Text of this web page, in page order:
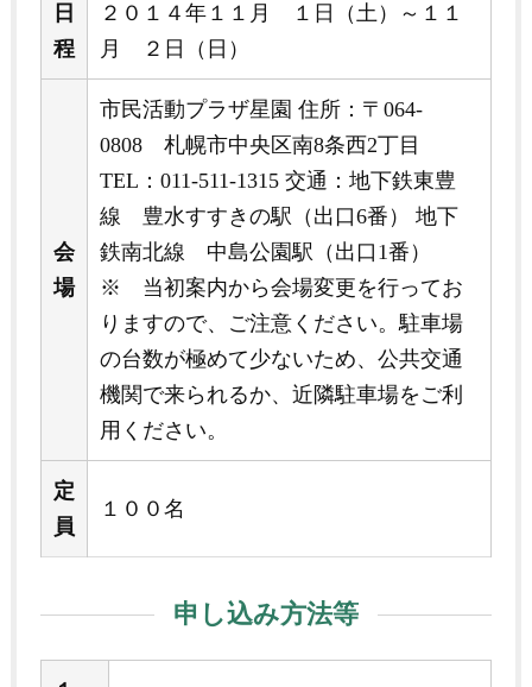
日
程
２０１４年１１月 １日（土）～１１
月 ２日（日）
会
場
市民活動プラザ星園 住所：〒064-
0808 札幌市中央区南8条西2丁目
TEL：011-511-1315 交通：地下鉄東豊
線 豊水すすきの駅（出口6番） 地下
鉄南北線 中島公園駅（出口1番）
※ 当初案内から会場変更を行ってお
りますので、ご注意ください。駐車場
の台数が極めて少ないため、公共交通
機関で来られるか、近隣駐車場をご利
用ください。
定
員
１００名
申し込み方法等